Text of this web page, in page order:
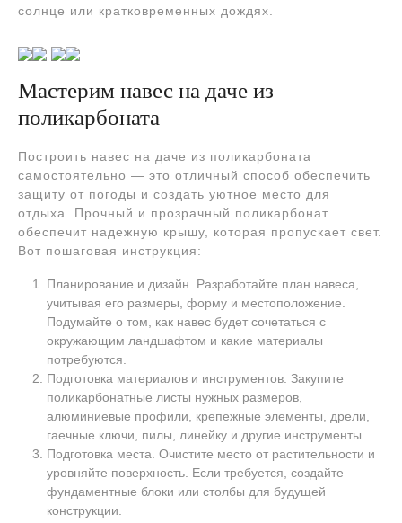
солнце или кратковременных дождях.
Мастерим навес на даче из
поликарбоната
Построить навес на даче из поликарбоната
самостоятельно — это отличный способ обеспечить
защиту от погоды и создать уютное место для
отдыха. Прочный и прозрачный поликарбонат
обеспечит надежную крышу, которая пропускает свет.
Вот пошаговая инструкция:
Планирование и дизайн. Разработайте план навеса,
учитывая его размеры, форму и местоположение.
Подумайте о том, как навес будет сочетаться с
окружающим ландшафтом и какие материалы
потребуются.
Подготовка материалов и инструментов. Закупите
поликарбонатные листы нужных размеров,
алюминиевые профили, крепежные элементы, дрели,
гаечные ключи, пилы, линейку и другие инструменты.
Подготовка места. Очистите место от растительности и
уровняйте поверхность. Если требуется, создайте
фундаментные блоки или столбы для будущей
конструкции.